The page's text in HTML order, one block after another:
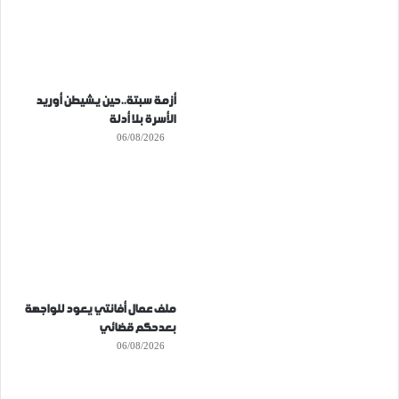
أزمة سبتة..حين يشيطن أوريد
الأسرة بلا أدلة
06/08/2026
ملف عمال أفانتي يعود للواجهة
بعدحكم قضائي
06/08/2026